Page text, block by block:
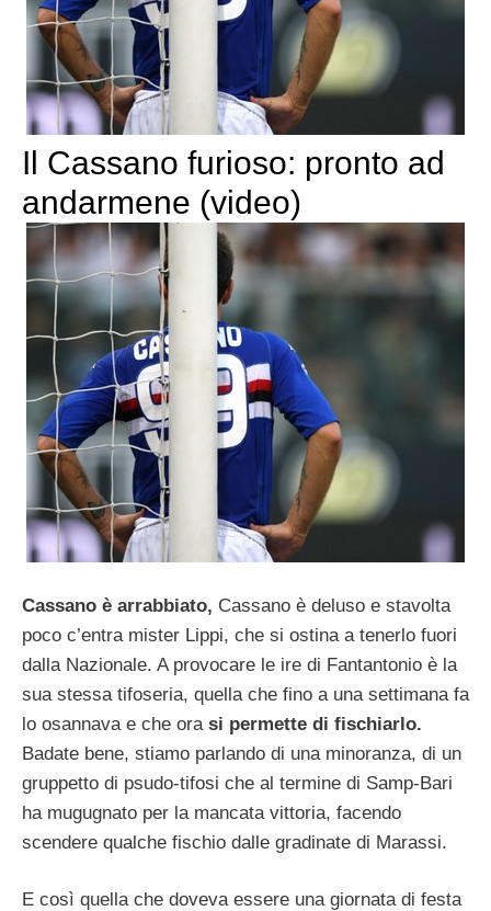
Il Cassano furioso: pronto ad
andarmene (video)
Cassano è arrabbiato, Cassano è deluso e stavolta
poco c’entra mister Lippi, che si ostina a tenerlo fuori
dalla Nazionale. A provocare le ire di Fantantonio è la
sua stessa tifoseria, quella che fino a una settimana fa
lo osannava e che ora si permette di fischiarlo.
Badate bene, stiamo parlando di una minoranza, di un
gruppetto di psudo-tifosi che al termine di Samp-Bari
ha mugugnato per la mancata vittoria, facendo
scendere qualche fischio dalle gradinate di Marassi.
E così quella che doveva essere una giornata di festa